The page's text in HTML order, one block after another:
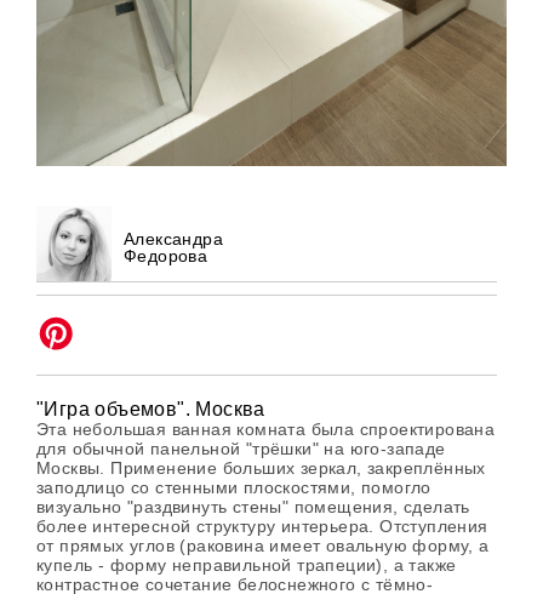
Александра
Федорова
"Игра объемов". Москва
Эта небольшая ванная комната была спроектирована
для обычной панельной "трёшки" на юго-западе
Москвы. Применение больших зеркал, закреплённых
заподлицо со стенными плоскостями, помогло
визуально "раздвинуть стены" помещения, сделать
более интересной структуру интерьера. Отступления
от прямых углов (раковина имеет овальную форму, а
купель - форму неправильной трапеции), а также
контрастное сочетание белоснежного с тёмно-